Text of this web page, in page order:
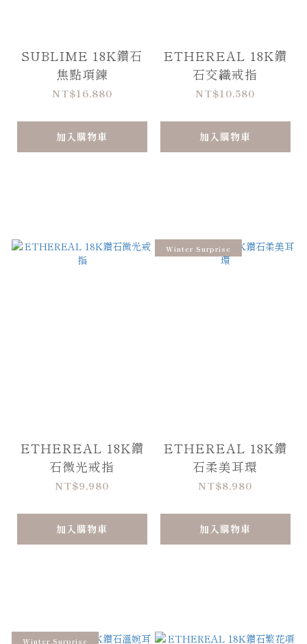
SUBLIME 18K鑽石
焦點項鍊
NT$16,880
加入購物車
ETHEREAL 18K鑽
石交織戒指
NT$10,580
加入購物車
ETHEREAL 18K鑽
石微光戒指
NT$9,980
加入購物車
Winter Surprise
ETHEREAL 18K鑽
石柔美耳環
NT$8,980
加入購物車
Winter Surprise